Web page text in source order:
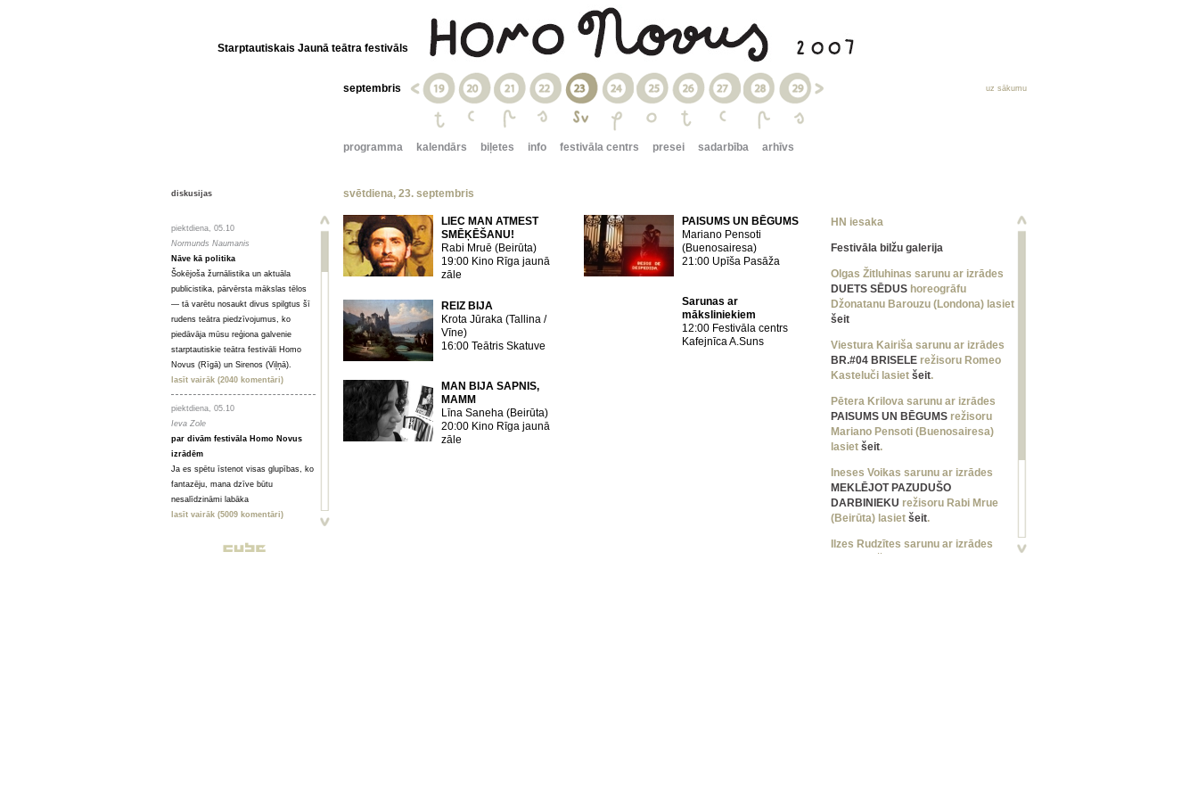
Starptautiskais Jaunā teātra festivāls
septembris uz sākumu
programma kalendārs biļetes info festivāla centrs presei sadarbība arhīvs
diskusijas
piektdiena, 05.10
Normunds Naumanis
Nāve kā politika
Šokējoša žurnālistika un aktuāla
publicistika, pārvērsta mākslas tēlos
— tā varētu nosaukt divus spilgtus šī
rudens teātra piedzīvojumus, ko
piedāvāja mūsu reģiona galvenie
starptautiskie teātra festivāli Homo
Novus (Rīgā) un Sirenos (Viļņā).
lasīt vairāk (2040 komentāri)
piektdiena, 05.10
Ieva Zole
par divām festivāla Homo Novus
izrādēm
Ja es spētu īstenot visas glupības, ko
fantazēju, mana dzīve būtu
nesalīdzināmi labāka
lasīt vairāk (5009 komentāri)
piektdiena, 05.10
HN iesaka
Festivāla bilžu galerija
Olgas Žitluhinas sarunu ar izrādes
DUETS SĒDUS horeogrāfu
Džonatanu Barouzu (Londona) lasiet
šeit
Viestura Kairiša sarunu ar izrādes
BR.#04 BRISELE režisoru Romeo
Kasteluči lasiet šeit.
Pētera Krilova sarunu ar izrādes
PAISUMS UN BĒGUMS režisoru
Mariano Pensoti (Buenosairesa)
lasiet šeit.
Ineses Voikas sarunu ar izrādes
MEKLĒJOT PAZUDUŠO
DARBINIEKU režisoru Rabi Mrue
(Beirūta) lasiet šeit.
Ilzes Rudzītes sarunu ar izrādes
svētdiena, 23. septembris
LIEC MAN ATMEST
SMĒĶĒŠANU!
Rabi Mruē (Beirūta)
19:00 Kino Rīga jaunā
zāle
REIZ BIJA
Krota Jūraka (Tallina /
Vīne)
16:00 Teātris Skatuve
MAN BIJA SAPNIS,
MAMM
Līna Saneha (Beirūta)
20:00 Kino Rīga jaunā
zāle
PAISUMS UN BĒGUMS
Mariano Pensoti
(Buenosairesa)
21:00 Upīša Pasāža
Sarunas ar
māksliniekiem
12:00 Festivāla centrs
Kafejnīca A.Suns